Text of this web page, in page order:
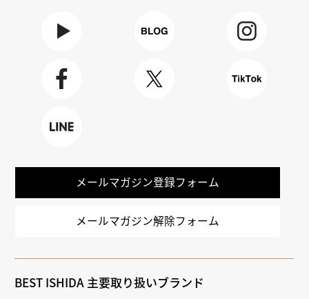
メールマガジン登録フォーム
メールマガジン解除フォーム
BEST ISHIDA 主要取り扱いブランド